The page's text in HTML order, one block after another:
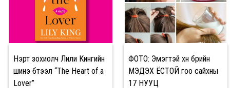
Нэрт зохиолч Лили Кингийн
шинэ бүтээл “The Heart of a
Lover”
ФОТО: Эмэгтэй хүн бүрийн
МЭДЭХ ЁСТОЙ гоо сайхны
17 НУУЦ